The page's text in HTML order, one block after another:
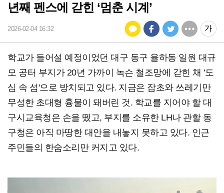
년째 펜스에 갇힌 ‘멈춘 시계’
2026-02-04 16:32
학교가 들어설 예정이었던 대구 동구 율하동 일원 대규
모 공터 부지가 20년 가까이 녹슨 철조망에 갇힌 채 '도
심 속 섬'으로 방치되고 있다. 지금은 잡초와 쓰레기만
무성한 초대형 흉물이 돼버린 것. 학교를 지어야 할 대
구시교육청은 손을 뗐고, 부지를 소유한 LH나 관할 동
구청은 아직 마땅한 대안을 내놓지 못하고 있다. 인근
주민들의 한숨소리만 커지고 있다.